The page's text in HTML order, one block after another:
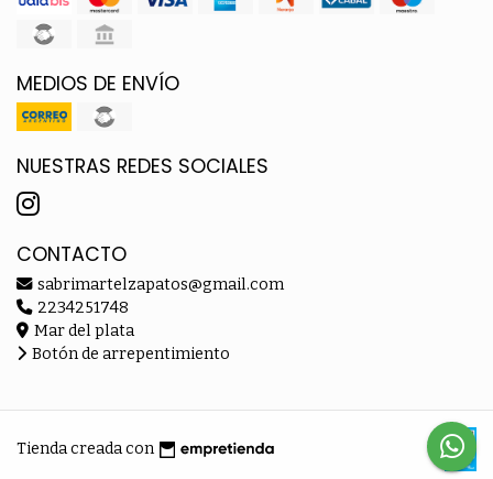
MEDIOS DE ENVÍO
NUESTRAS REDES SOCIALES
CONTACTO
sabrimartelzapatos@gmail.com
2234251748
Mar del plata
Botón de arrepentimiento
Tienda creada con